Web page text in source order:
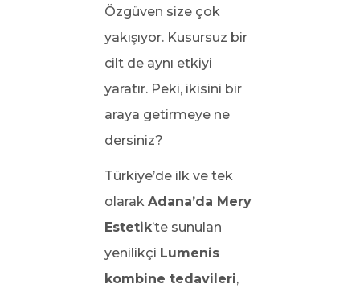
Özgüven size çok
yakışıyor. Kusursuz bir
cilt de aynı etkiyi
yaratır. Peki, ikisini bir
araya getirmeye ne
dersiniz?
Türkiye’de ilk ve tek
olarak Adana’da Mery
Estetik’te sunulan
yenilikçi Lumenis
kombine tedavileri,